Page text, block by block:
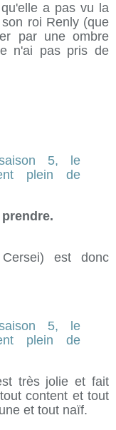
a pas vu la
roi Renly (que
par une ombre
n'ai pas pris de
est donc
très jolie et fait
content et tout
et tout naïf.